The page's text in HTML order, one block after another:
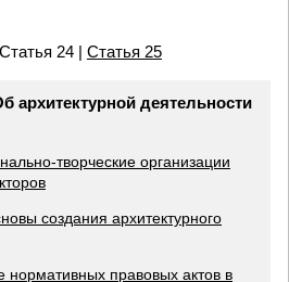
24 | Статья 25
архитектурной деятельности
творческие организации
создания архитектурного
нормативных правовых актов в